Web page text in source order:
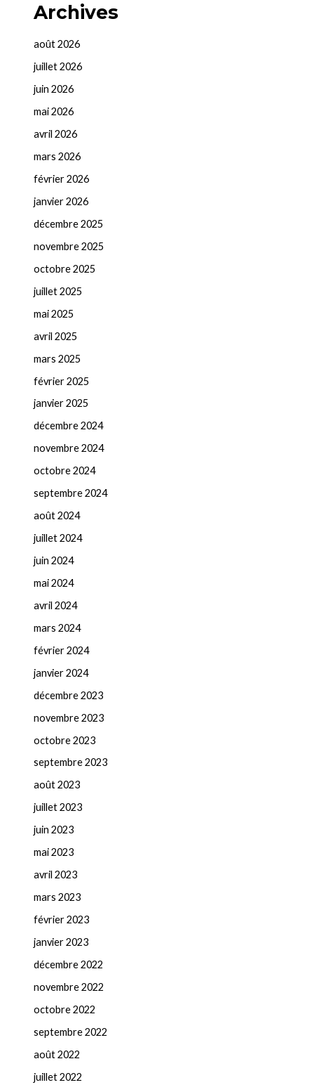
Archives
août 2026
juillet 2026
juin 2026
mai 2026
avril 2026
mars 2026
février 2026
janvier 2026
décembre 2025
novembre 2025
octobre 2025
juillet 2025
mai 2025
avril 2025
mars 2025
février 2025
janvier 2025
décembre 2024
novembre 2024
octobre 2024
septembre 2024
août 2024
juillet 2024
juin 2024
mai 2024
avril 2024
mars 2024
février 2024
janvier 2024
décembre 2023
novembre 2023
octobre 2023
septembre 2023
août 2023
juillet 2023
juin 2023
mai 2023
avril 2023
mars 2023
février 2023
janvier 2023
décembre 2022
novembre 2022
octobre 2022
septembre 2022
août 2022
juillet 2022